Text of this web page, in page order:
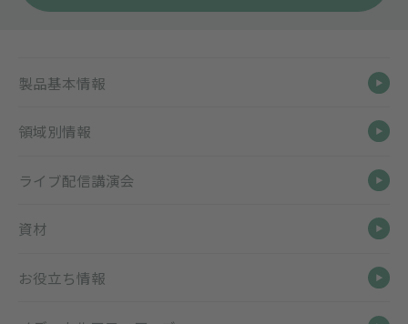
製品基本情報
領域別情報
ライブ配信講演会
資材
お役立ち情報